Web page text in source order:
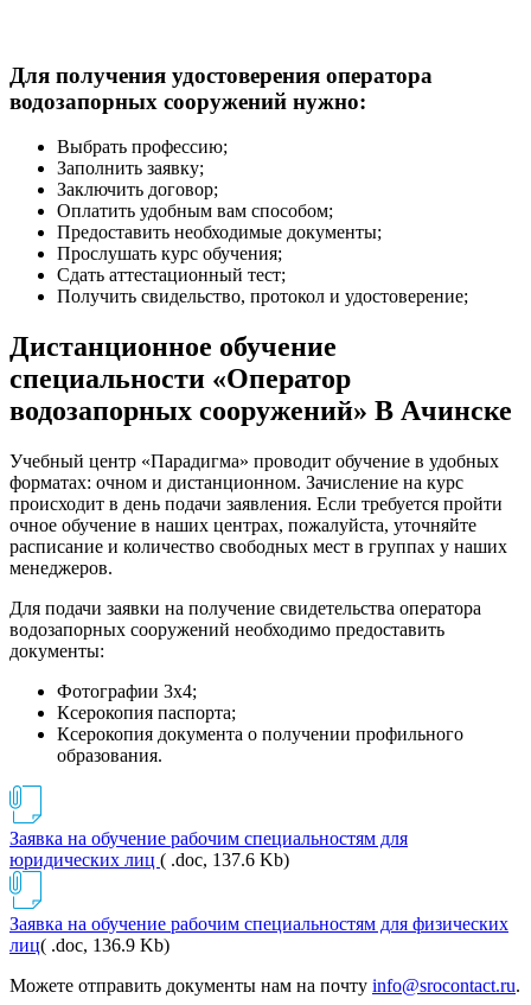
Для получения удостоверения оператора
водозапорных сооружений нужно:
Выбрать профессию;
Заполнить заявку;
Заключить договор;
Оплатить удобным вам способом;
Предоставить необходимые документы;
Прослушать курс обучения;
Сдать аттестационный тест;
Получить свидельство, протокол и удостоверение;
Дистанционное обучение
специальности «Оператор
водозапорных сооружений» В Ачинске
Учебный центр «Парадигма» проводит обучение в удобных
форматах: очном и дистанционном. Зачисление на курс
происходит в день подачи заявления. Если требуется пройти
очное обучение в наших центрах, пожалуйста, уточняйте
расписание и количество свободных мест в группах у наших
менеджеров.
Для подачи заявки на получение свидетельства оператора
водозапорных сооружений необходимо предоставить
документы:
Фотографии 3х4;
Ксерокопия паспорта;
Ксерокопия документа о получении профильного
образования.
Заявка на обучение рабочим специальностям для
юридических лиц ( .doc, 137.6 Kb)
Заявка на обучение рабочим специальностям для физических
лиц( .doc, 136.9 Kb)
Можете отправить документы нам на почту info@srocontact.ru.